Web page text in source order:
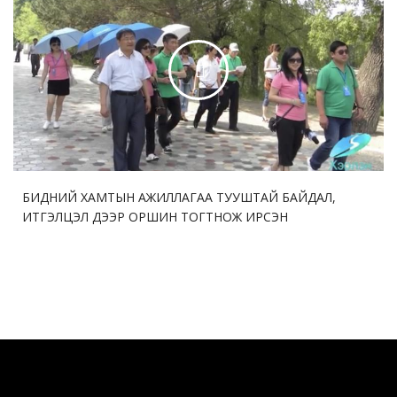
БИДНИЙ ХАМТЫН АЖИЛЛАГАА ТУУШТАЙ БАЙДАЛ,
ИТГЭЛЦЭЛ ДЭЭР ОРШИН ТОГТНОЖ ИРСЭН